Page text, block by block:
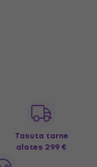
Tasuta tarne
alates 299 €